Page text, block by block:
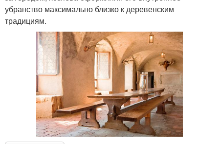
убранство максимально близко к деревенским
традициям.